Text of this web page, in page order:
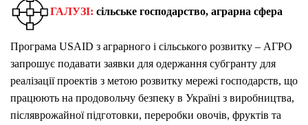
ГАЛУЗІ: сільське господарство, аграрна сфера
Програма USAID з аграрного і сільського розвитку – AГРО
запрошує подавати заявки для одержання субгранту для
реалізації проектів з метою розвитку мережі господарств, що
працюють на продовольчу безпеку в Україні з виробництва,
післяврожайної підготовки, переробки овочів, фруктів та